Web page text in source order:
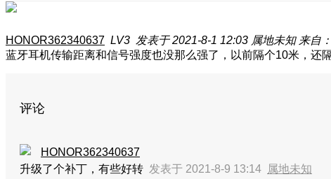
HONOR362340637 LV3 发表于 2021-8-1 12:03 属地未知 来自
蓝牙耳机传输距离和信号强度也没那么强了，以前隔个10米，还
评论
HONOR362340637
升级了个补丁，有些好转 发表于 2021-8-9 13:14 属地未知